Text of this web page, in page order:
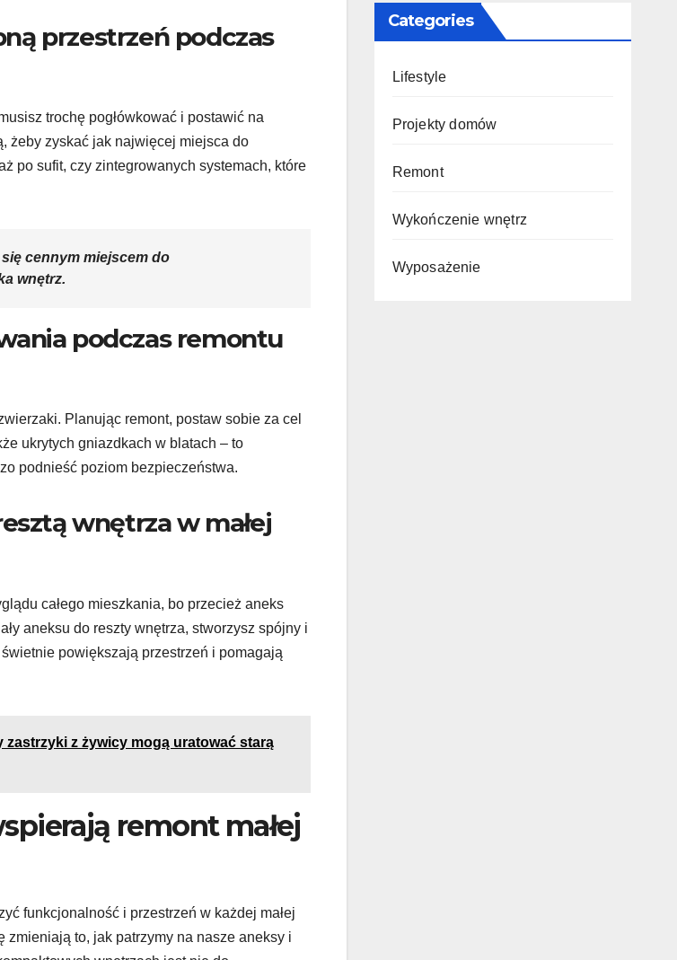
przestrzeń podczas
trochę pogłówkować i postawić na
żeby zyskać jak najwięcej miejsca do
po sufit, czy zintegrowanych systemach, które
cennym miejscem do
wnętrz.
podczas remontu
Planując remont, postaw sobie za cel
ukrytych gniazdkach w blatach – to
podnieść poziom bezpieczeństwa.
wnętrza w małej
całego mieszkania, bo przecież aneks
aneksu do reszty wnętrza, stworzysz spójny i
powiększają przestrzeń i pomagają
z żywicy mogą uratować starą
remont małej
funkcjonalność i przestrzeń w każdej małej
zmieniają to, jak patrzymy na nasze aneksy i
Categories
Lifestyle
Projekty domów
Remont
Wykończenie wnętrz
Wyposażenie